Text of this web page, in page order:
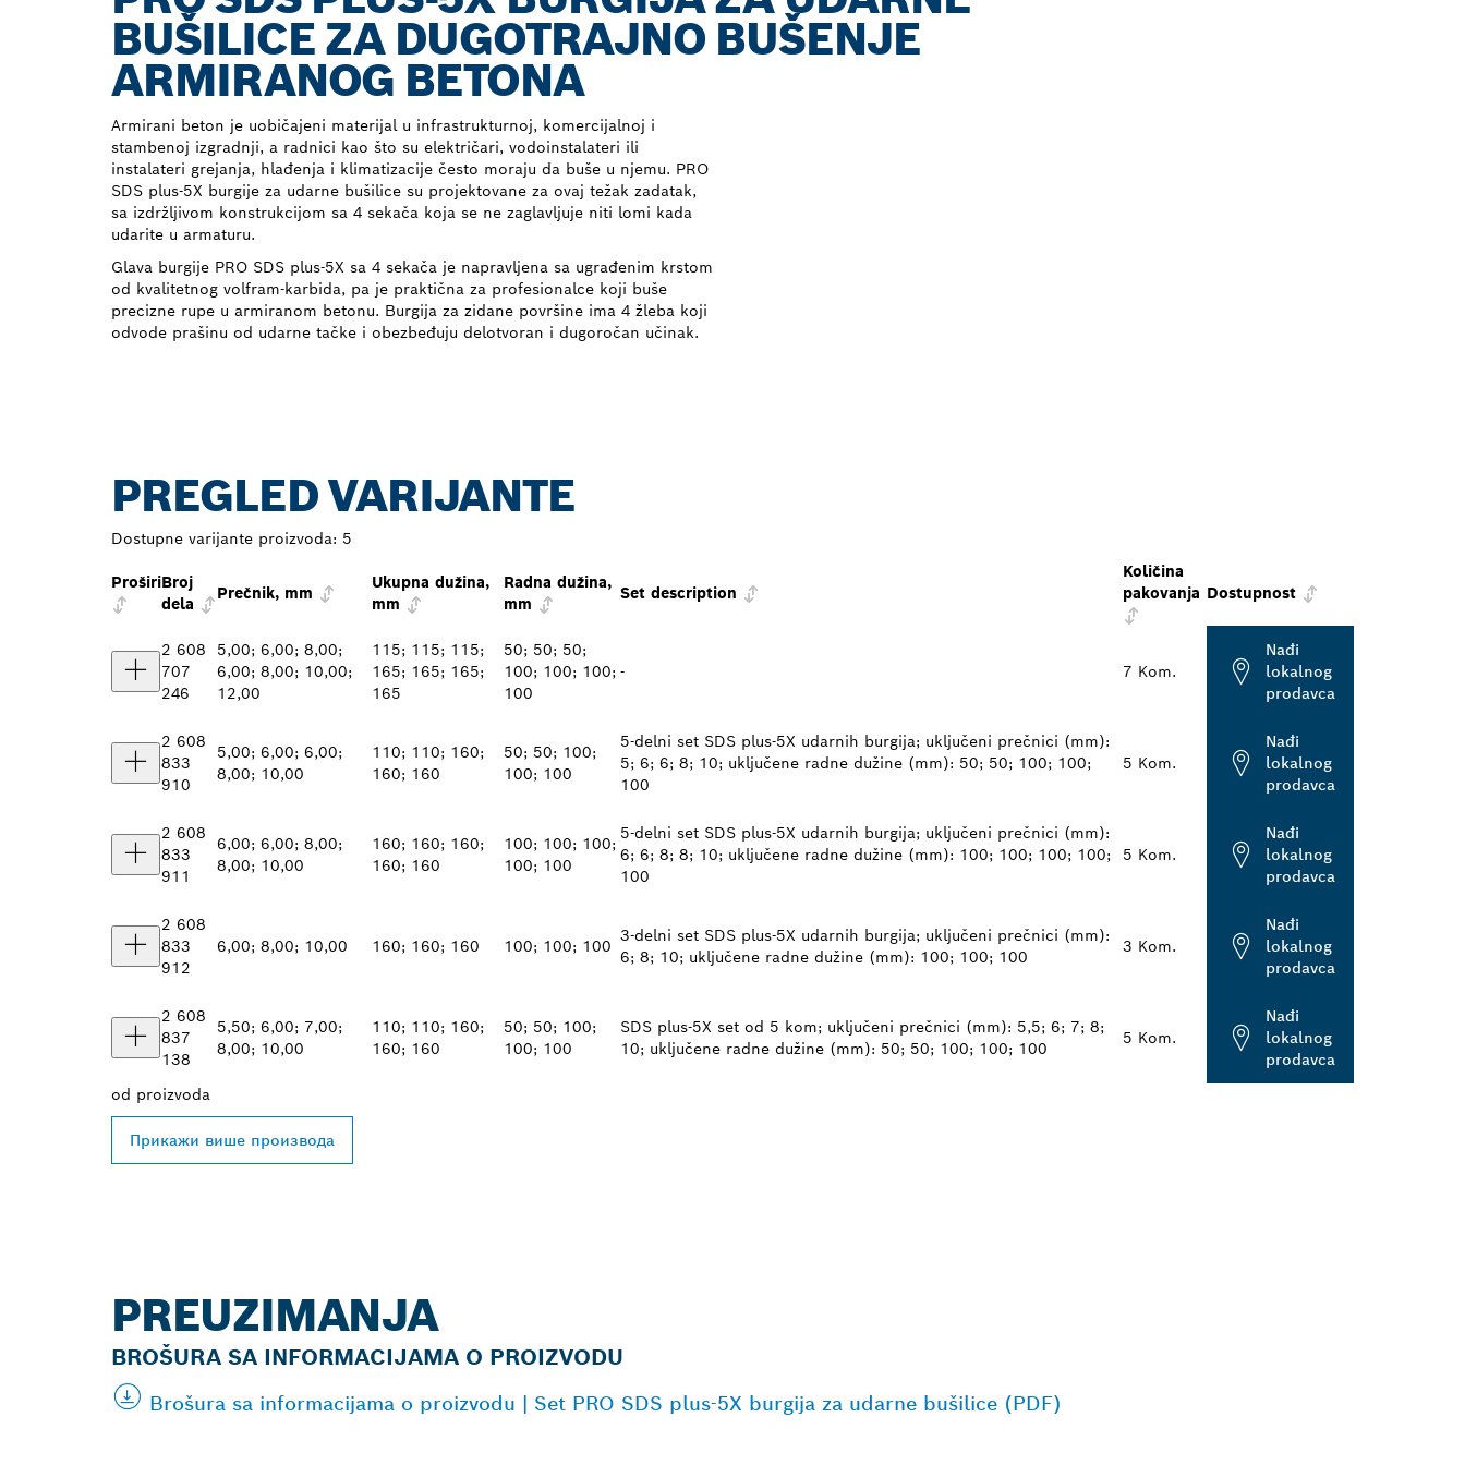
BUŠILICE ZA DUGOTRAJNO BUŠENJE
ARMIRANOG BETONA
Armirani beton je uobičajeni materijal u infrastrukturnoj, komercijalnoj i
stambenoj izgradnji, a radnici kao što su električari, vodoinstalateri ili
instalateri grejanja, hlađenja i klimatizacije često moraju da buše u njemu. PRO
SDS plus-5X burgije za udarne bušilice su projektovane za ovaj težak zadatak,
sa izdržljivom konstrukcijom sa 4 sekača koja se ne zaglavljuje niti lomi kada
udarite u armaturu.
Glava burgije PRO SDS plus-5X sa 4 sekača je napravljena sa ugrađenim krstom
od kvalitetnog volfram-karbida, pa je praktična za profesionalce koji buše
precizne rupe u armiranom betonu. Burgija za zidane površine ima 4 žleba koji
odvode prašinu od udarne tačke i obezbeđuju delotvoran i dugoročan učinak.
PREGLED VARIJANTE
Dostupne varijante proizvoda: 5
ProširiBroj
dela
Prečnik, mm
Ukupna dužina,
mm
Radna dužina,
mm
Set description
Količina
pakovanja Dostupnost
2 608
707
246
5,00; 6,00; 8,00;
6,00; 8,00; 10,00;
12,00
115; 115; 115;
165; 165; 165;
165
50; 50; 50;
100; 100; 100;
100
- 7 Kom.
Nađi
lokalnog
prodavca
2 608
833
910
5,00; 6,00; 6,00;
8,00; 10,00
110; 110; 160;
160; 160
50; 50; 100;
100; 100
5-delni set SDS plus-5X udarnih burgija; uključeni prečnici (mm):
5; 6; 6; 8; 10; uključene radne dužine (mm): 50; 50; 100; 100;
100
5 Kom.
Nađi
lokalnog
prodavca
2 608
833
911
6,00; 6,00; 8,00;
8,00; 10,00
160; 160; 160;
160; 160
100; 100; 100;
100; 100
5-delni set SDS plus-5X udarnih burgija; uključeni prečnici (mm):
6; 6; 8; 8; 10; uključene radne dužine (mm): 100; 100; 100; 100;
100
5 Kom.
Nađi
lokalnog
prodavca
2 608
833
912
6,00; 8,00; 10,00 160; 160; 160 100; 100; 100
3-delni set SDS plus-5X udarnih burgija; uključeni prečnici (mm):
6; 8; 10; uključene radne dužine (mm): 100; 100; 100
3 Kom.
Nađi
lokalnog
prodavca
2 608
837
138
5,50; 6,00; 7,00;
8,00; 10,00
110; 110; 160;
160; 160
50; 50; 100;
100; 100
SDS plus-5X set od 5 kom; uključeni prečnici (mm): 5,5; 6; 7; 8;
10; uključene radne dužine (mm): 50; 50; 100; 100; 100
5 Kom.
Nađi
lokalnog
prodavca
od proizvoda
Прикажи више производа
PREUZIMANJA
BROŠURA SA INFORMACIJAMA O PROIZVODU
Brošura sa informacijama o proizvodu | Set PRO SDS plus-5X burgija za udarne bušilice (PDF)